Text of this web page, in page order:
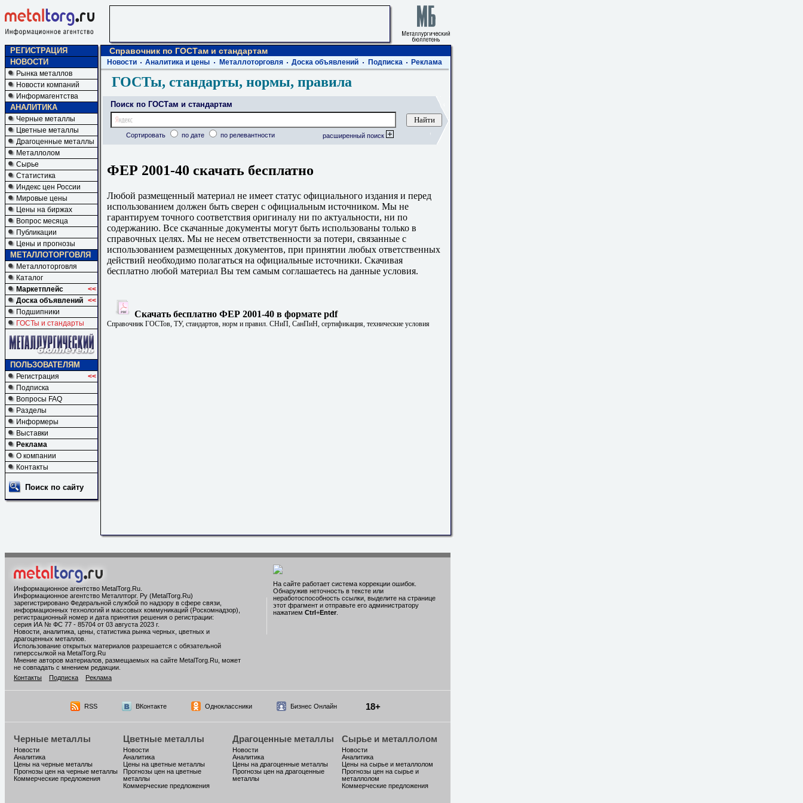
РЕГИСТРАЦИЯ
НОВОСТИ
Рынка металлов
Новости компаний
Информагентства
АНАЛИТИКА
Черные металлы
Цветные металлы
Драгоценные металлы
Металлолом
Сырье
Статистика
Индекс цен России
Мировые цены
Цены на биржах
Вопрос месяца
Публикации
Цены и прогнозы
МЕТАЛЛОТОРГОВЛЯ
Металлоторговля
Каталог
Маркетплейс
<<
Доска объявлений <<
Подшипники
ГОСТы и стандарты
ПОЛЬЗОВАТЕЛЯМ
Регистрация
<<
Подписка
Вопросы FAQ
Разделы
Информеры
Выставки
Реклама
О компании
Контакты
Поиск по сайту
Справочник по ГОСТам и стандартам
Новости Аналитика и цены Металлоторговля Доска объявлений Подписка Реклама
ГОСТы, стандарты, нормы, правила
Поиск по ГОСТам и стандартам
Сортировать по дате по релевантности расширенный поиск
ФЕР 2001-40 скачать бесплатно
Любой размещенный материал не имеет статус официального издания и перед
использованием должен быть сверен с официальным источником. Мы не
гарантируем точного соответствия оригиналу ни по актуальности, ни по
содержанию. Все скачанные документы могут быть использованы только в
справочных целях. Мы не несем ответственности за потери, связанные с
использованием размещенных документов, при принятии любых ответственных
действий необходимо полагаться на официальные источники. Скачивая
бесплатно любой материал Вы тем самым соглашаетесь на данные условия.
Скачать бесплатно ФЕР 2001-40 в формате pdf
Справочник ГОСТов, ТУ, стандартов, норм и правил. СНиП, СанПиН, сертификация, технические условия
Информационное агентство MetalTorg.Ru
Информационное агентство Металлторг. Ру (MetalTorg.Ru)
зарегистрировано Федеральной службой по надзору в сфере связи,
информационных технологий и массовых коммуникаций (Роскомнадзор),
регистрационный номер и дата принятия решения о регистрации:
серия ИА № ФС 77 - 85704 от 03 августа 2023 г.
Новости, аналитика, цены, статистика рынка черных, цветных и
драгоценных металлов.
Использование открытых материалов разрешается с обязательной
гиперссылкой на MetalTorg.Ru
Мнение авторов материалов, размещаемых на сайте MetalTorg.Ru, может
не совпадать с мнением редакции.
Контакты
Подписка Реклама
На сайте работает система коррекции ошибок.
Обнаружив неточность в тексте или
неработоспособность ссылки, выделите на странице
этот фрагмент и отправьте его администратору
нажатием Ctrl+Enter
RSS ВКонтакте Одноклассники Бизнес Онлайн 18+
Черные металлы
Новости
Аналитика
Цены на черные металлы
Прогнозы цен на черные металлы
Коммерческие предложения
Цветные металлы
Новости
Аналитика
Цены на цветные металлы
Прогнозы цен на цветные
металлы
Коммерческие предложения
Драгоценные металлы
Новости
Аналитика
Цены на драгоценные металлы
Прогнозы цен на драгоценные
металлы
Сырье и металлолом
Новости
Аналитика
Цены на сырье и металлолом
Прогнозы цен на сырье и
металлолом
Коммерческие предложения